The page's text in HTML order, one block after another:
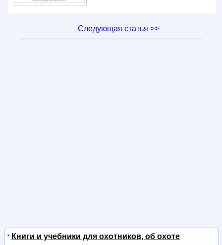
Следующая статья >>
Книги и учебники для охотников, об охоте